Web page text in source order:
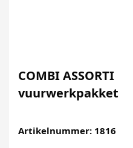
COMBI ASSORTI
vuurwerkpakket
Artikelnummer: 1816